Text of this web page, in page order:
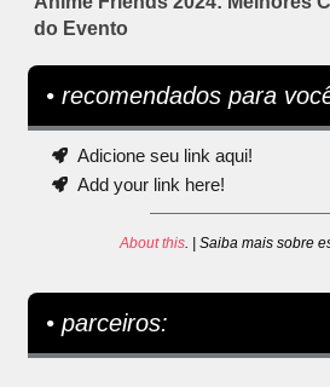
do Evento
• recomendados para
Adicione seu link aqui!
Add your link here!
About this. | Saiba mais sobre
• parceiros: